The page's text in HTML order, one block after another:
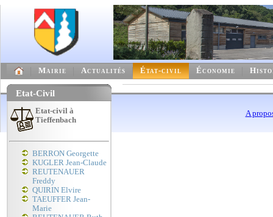
Mairie Actualités État-civil Économie
Etat-Civil
Etat-civil à
Tieffenbach
BERRON Georgette
KUGLER Jean-Claude
REUTENAUER
Freddy
QUIRIN Elvire
TAEUFFER Jean-
Marie
A